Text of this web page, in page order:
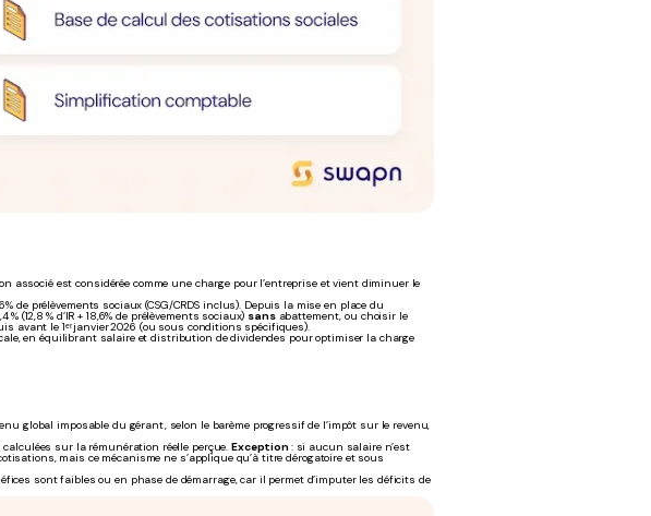
associé est considérée comme une charge pour l’entreprise et vient diminuer le
de prélèvements sociaux (CSG/CRDS inclus). Depuis la mise en place du
(12,8 % d’IR + 18,6% de prélèvements sociaux) sansabattement, ou choisir le
avant le 1ᵉʳ janvier 2026 (ou sous conditions spécifiques).
en équilibrant salaire et distribution de dividendes pour optimiser la charge
global imposable du gérant, selon le barème progressif de l’impôt sur le revenu,
sur la rémunération réelle perçue.Exception: si aucun salaire n’est
mais ce mécanisme ne s’applique qu’à titre dérogatoire et sous
sont faibles ou en phase de démarrage, car il permet d’imputer les déficits de